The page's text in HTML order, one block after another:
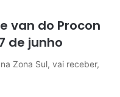
van do Procon
de junho
Zona Sul, vai receber,